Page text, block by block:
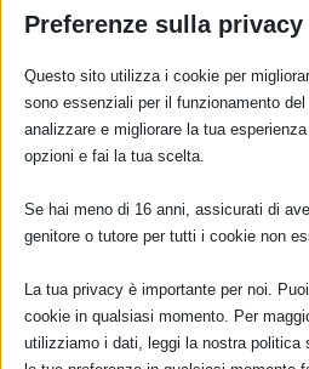
SAM 2025 a Ferrara e
4 Ottobre 2025
Preferenze sulla privacy
Questo sito utilizza i cookie per
sono essenziali per il funzionamento
analizzare e migliorare la tua
opzioni e fai la tua scelta.
Se hai meno di 16 anni, assicurati di
genitore o tutore per tutti i cookie non
La tua privacy è importante per noi.
cookie in qualsiasi momento. Per
utilizziamo i dati, leggi la nostra politica